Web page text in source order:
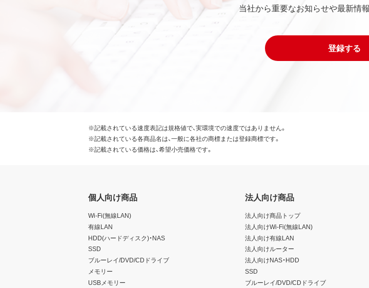
当社から重要なお知らせや最新情
登録する
※記載されている速度表記は規格値で、実環境での速度ではありません。
※記載されている各商品名は、一般に各社の商標または登録商標です。
※記載されている価格は、希望小売価格です。
個人向け商品
Wi-Fi(無線LAN)
有線LAN
HDD(ハードディスク)・NAS
SSD
ブルーレイ/DVD/CDドライブ
メモリー
USBメモリー
法人向け商品
法人向け商品トップ
法人向けWi-Fi(無線LAN)
法人向け有線LAN
法人向けルーター
法人向けNAS・HDD
SSD
ブルーレイ/DVD/CDドライブ